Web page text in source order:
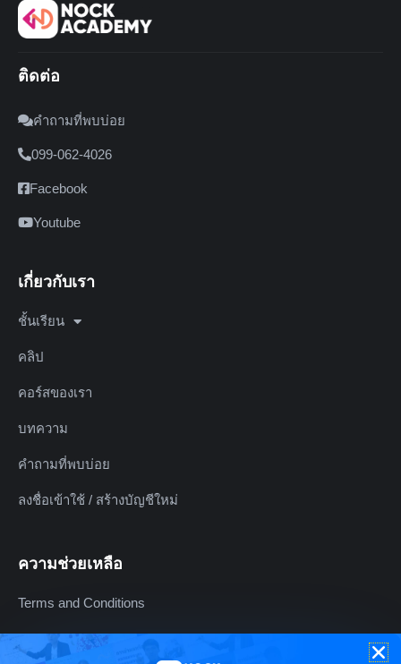
ติดต่อ
คำถามที่พบบ่อย
099-062-4026
Facebook
Youtube
เกี่ยวกับเรา
ชั้นเรียน
คลิป
คอร์สของเรา
บทความ
คำถามที่พบบ่อย
ลงชื่อเข้าใช้ / สร้างบัญชีใหม่
ความช่วยเหลือ
Terms and Conditions
Refund Policy